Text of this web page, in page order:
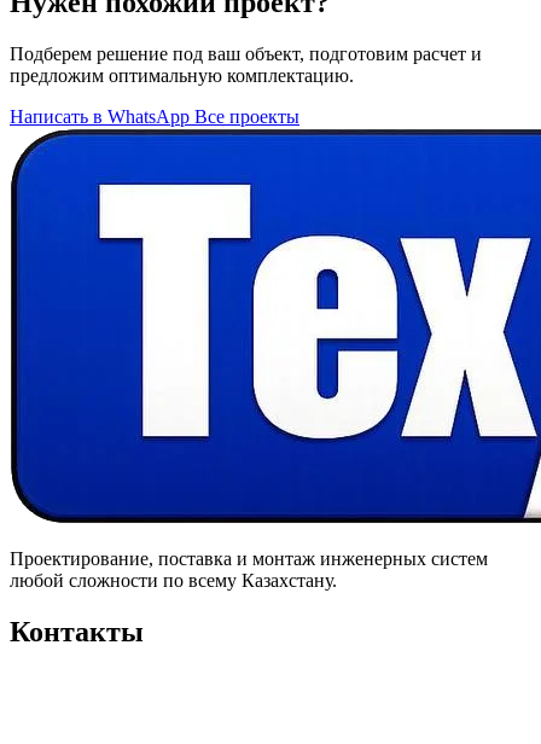
Подберем решение под ваш объект, подготовим расчет и
предложим оптимальную комплектацию.
Написать в WhatsApp Все проекты
Проектирование, поставка и монтаж инженерных систем
любой сложности по всему Казахстану.
Контакты